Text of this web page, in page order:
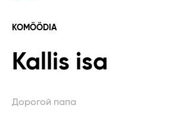
KOMÖÖDIA
Kallis isa
Дорогой папа